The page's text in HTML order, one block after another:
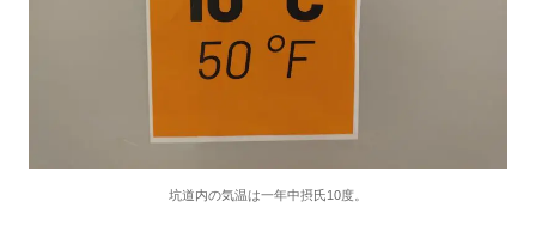
坑道内の気温は一年中摂氏10度。